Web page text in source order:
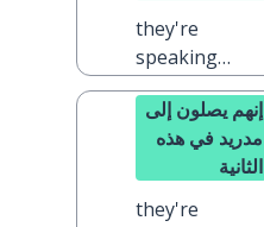
they're
speaking
French at the
moment
إنهم يصلون إلى
مدريد في هذه
الثانية
they're